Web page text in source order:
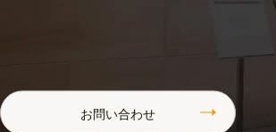
お問い合わせ